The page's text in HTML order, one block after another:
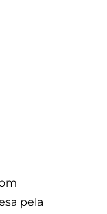
pela